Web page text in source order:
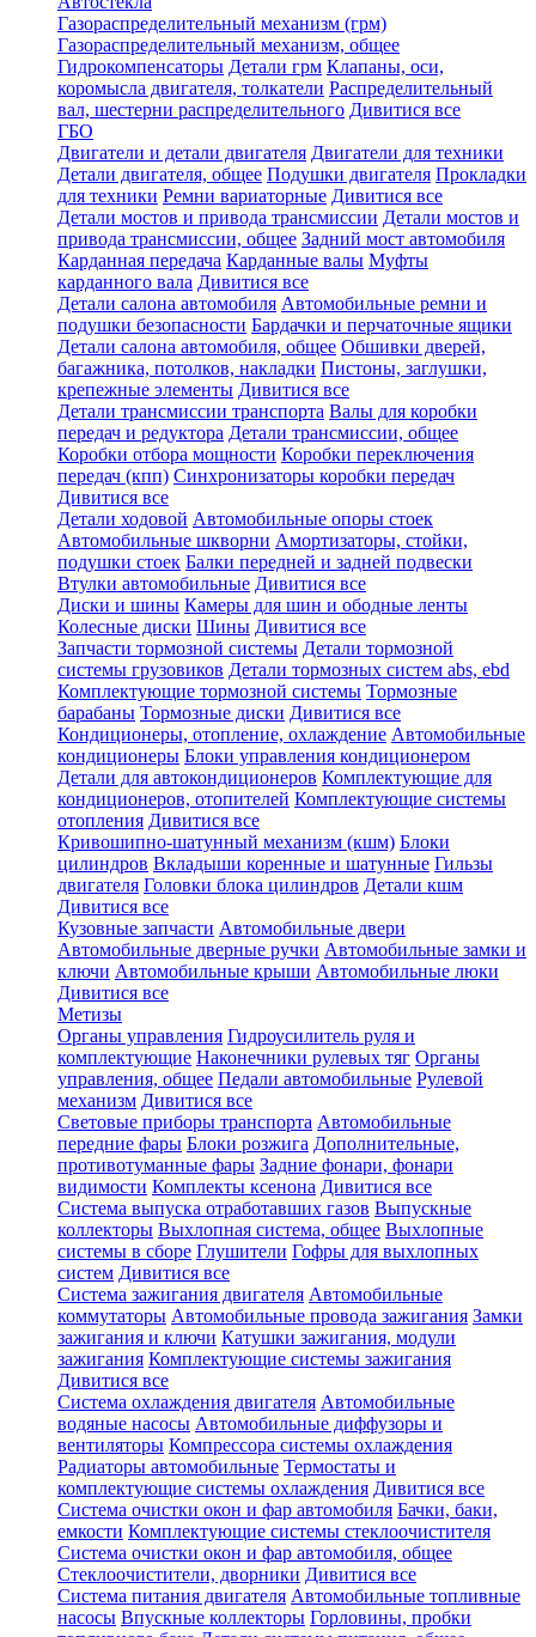
Газораспределительный механизм (грм)
Газораспределительный механизм, общее
Гидрокомпенсаторы Детали грм Клапаны, оси,
коромысла двигателя, толкатели Распределительный
вал, шестерни распределительного Дивитися все
ГБО
Двигатели и детали двигателя Двигатели для техники
Детали двигателя, общее Подушки двигателя Прокладки
для техники Ремни вариаторные Дивитися все
Детали мостов и привода трансмиссии Детали мостов и
привода трансмиссии, общее Задний мост автомобиля
Карданная передача Карданные валы Муфты
карданного вала Дивитися все
Детали салона автомобиля Автомобильные ремни и
подушки безопасности Бардачки и перчаточные ящики
Детали салона автомобиля, общее Обшивки дверей,
багажника, потолков, накладки Пистоны, заглушки,
крепежные элементы Дивитися все
Детали трансмиссии транспорта Валы для коробки
передач и редуктора Детали трансмиссии, общее
Коробки отбора мощности Коробки переключения
передач (кпп) Синхронизаторы коробки передач
Дивитися все
Детали ходовой Автомобильные опоры стоек
Автомобильные шкворни Амортизаторы, стойки,
подушки стоек Балки передней и задней подвески
Втулки автомобильные Дивитися все
Диски и шины Камеры для шин и ободные ленты
Колесные диски Шины Дивитися все
Запчасти тормозной системы Детали тормозной
системы грузовиков Детали тормозных систем abs, ebd
Комплектующие тормозной системы Тормозные
барабаны Тормозные диски Дивитися все
Кондиционеры, отопление, охлаждение Автомобильные
кондиционеры Блоки управления кондиционером
Детали для автокондиционеров Комплектующие для
кондиционеров, отопителей Комплектующие системы
отопления Дивитися все
Кривошипно-шатунный механизм (кшм) Блоки
цилиндров Вкладыши коренные и шатунные Гильзы
двигателя Головки блока цилиндров Детали кшм
Дивитися все
Кузовные запчасти Автомобильные двери
Автомобильные дверные ручки Автомобильные замки и
ключи Автомобильные крыши Автомобильные люки
Дивитися все
Метизы
Органы управления Гидроусилитель руля и
комплектующие Наконечники рулевых тяг Органы
управления, общее Педали автомобильные Рулевой
механизм Дивитися все
Световые приборы транспорта Автомобильные
передние фары Блоки розжига Дополнительные,
противотуманные фары Задние фонари, фонари
видимости Комплекты ксенона Дивитися все
Система выпуска отработавших газов Выпускные
коллекторы Выхлопная система, общее Выхлопные
системы в сборе Глушители Гофры для выхлопных
систем Дивитися все
Система зажигания двигателя Автомобильные
коммутаторы Автомобильные провода зажигания Замки
зажигания и ключи Катушки зажигания, модули
зажигания Комплектующие системы зажигания
Дивитися все
Система охлаждения двигателя Автомобильные
водяные насосы Автомобильные диффузоры и
вентиляторы Компрессора системы охлаждения
Радиаторы автомобильные Термостаты и
комплектующие системы охлаждения Дивитися все
Система очистки окон и фар автомобиля Бачки, баки,
емкости Комплектующие системы стеклоочистителя
Система очистки окон и фар автомобиля, общее
Стеклоочистители, дворники Дивитися все
Система питания двигателя Автомобильные топливные
насосы Впускные коллекторы Горловины, пробки